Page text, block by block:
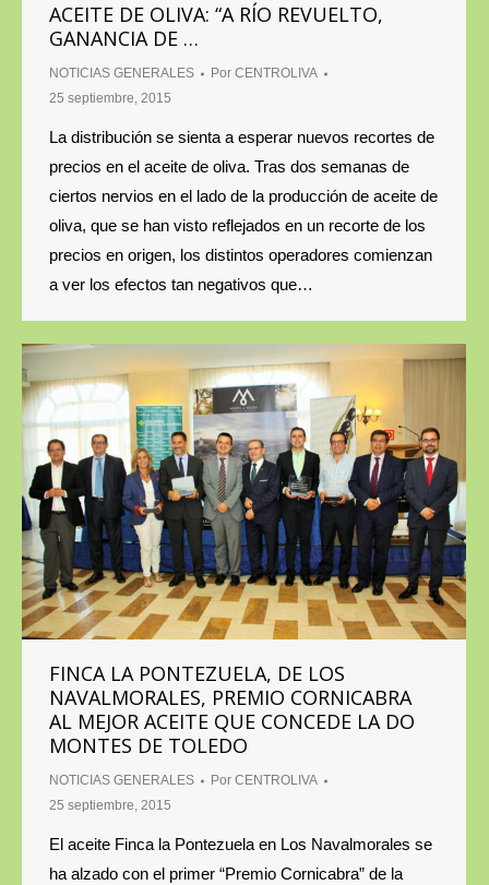
ACEITE DE OLIVA: “A RÍO REVUELTO,
GANANCIA DE …
NOTICIAS GENERALES Por CENTROLIVA
25 septiembre, 2015
La distribución se sienta a esperar nuevos recortes de
precios en el aceite de oliva. Tras dos semanas de
ciertos nervios en el lado de la producción de aceite de
oliva, que se han visto reflejados en un recorte de los
precios en origen, los distintos operadores comienzan
a ver los efectos tan negativos que…
FINCA LA PONTEZUELA, DE LOS
NAVALMORALES, PREMIO CORNICABRA
AL MEJOR ACEITE QUE CONCEDE LA DO
MONTES DE TOLEDO
NOTICIAS GENERALES Por CENTROLIVA
25 septiembre, 2015
El aceite Finca la Pontezuela en Los Navalmorales se
ha alzado con el primer “Premio Cornicabra” de la